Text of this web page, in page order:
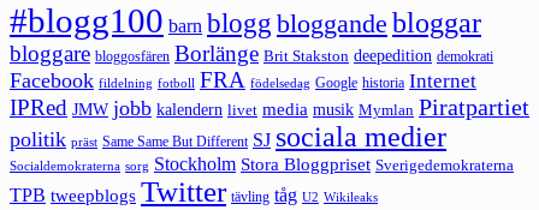
#blogg100 barn blogg bloggande bloggar
bloggare bloggosfären Borlänge Brit Stakston deepedition demokrati
Facebook fildelning fotboll FRA födelsedag Google historia Internet
IPRed JMW jobb kalendern livet media musik Mymlan Piratpartiet
politik präst Same Same But Different SJ sociala medier
Socialdemokraterna sorg Stockholm Stora Bloggpriset Sverigedemokraterna
TPB tweepblogs Twitter tävling tåg U2 Wikileaks